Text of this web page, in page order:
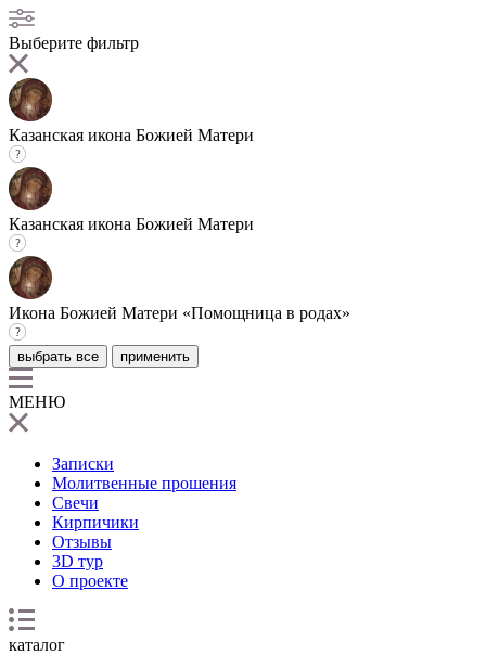
Выберите фильтр
Казанская икона Божией Матери
Казанская икона Божией Матери
Икона Божией Матери «Помощница в родах»
выбрать все применить
МЕНЮ
Записки
Молитвенные прошения
Свечи
Кирпичики
Отзывы
3D тур
О проекте
каталог